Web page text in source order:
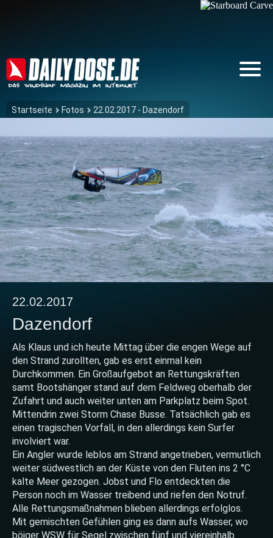
Startseite Fotos 22.02.2017 - Dazendorf
22.02.2017
Dazendorf
Als Klaus und ich heute Mittag über die engen Wege auf
den Strand zurollten, gab es erst einmal kein
Durchkommen. Ein Großaufgebot an Rettungskräften
samt Bootshänger stand auf dem Feldweg oberhalb der
Zufahrt und auch weiter unten am Parkplatz beim Spot.
Mittendrin zwei Storm Chase Busse. Tatsächlich gab es
einen tragischen Vorfall, in den allerdings kein Surfer
involviert war.
Ein Angler wurde leblos am Strand angetrieben, vermutlich
weiter südwestlich an der Küste von den Fluten ins 2 °C
kalte Meer gezogen. Jobst und Flo entdeckten die
Person noch im Wasser treibend und riefen den Notruf.
Alle Rettungsmaßnahmen blieben allerdings erfolglos.
Mit gemischten Gefühlen ging es dann aufs Wasser, wo
böiger WSW für Segel zwischen fünf und viereinhalb